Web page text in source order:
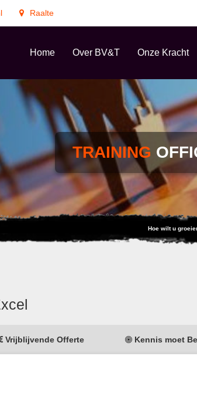
Raalte
Home Over BV&T Onze Kracht
TRAINING
Hoe wilt u
Vrijblijvende Offerte Kennis moet